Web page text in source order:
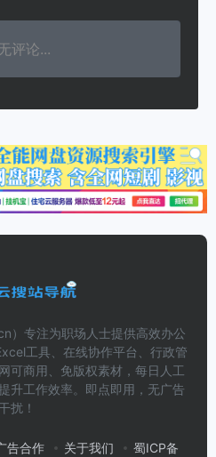
评论...
）专注为职场人士提供高效办公
工具、在线协作平台、行政管
可商用、免版权素材，每日人工
升工作效率。即点即用，无广告
扰！
告合作 关于我们 蜀ICP备